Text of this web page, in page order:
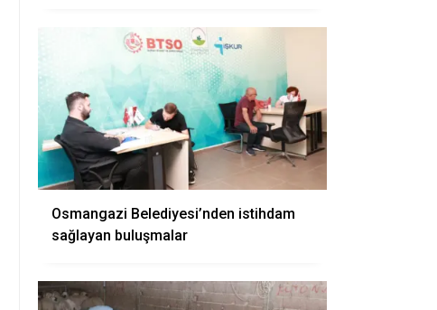
Osmangazi Belediyesi’nden istihdam
sağlayan buluşmalar